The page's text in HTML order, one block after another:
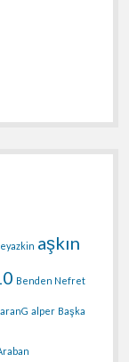
aşkın
Benden Nefret
alper Başka